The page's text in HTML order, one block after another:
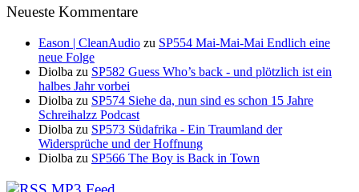
Neueste Kommentare
Eason | CleanAudio zu SP554 Mai-Mai-Mai Endlich eine
neue Folge
Diolba zu SP582 Guess Who’s back - und plötzlich ist ein
halbes Jahr vorbei
Diolba zu SP574 Siehe da, nun sind es schon 15 Jahre
Schreihalzz Podcast
Diolba zu SP573 Südafrika - Ein Traumland der
Widersprüche und der Hoffnung
Diolba zu SP566 The Boy is Back in Town